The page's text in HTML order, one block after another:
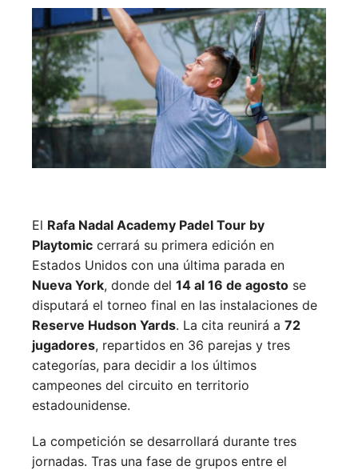
El Rafa Nadal Academy Padel Tour by
Playtomic cerrará su primera edición en
Estados Unidos con una última parada en
Nueva York, donde del 14 al 16 de agosto se
disputará el torneo final en las instalaciones de
Reserve Hudson Yards. La cita reunirá a 72
jugadores, repartidos en 36 parejas y tres
categorías, para decidir a los últimos
campeones del circuito en territorio
estadounidense.
La competición se desarrollará durante tres
jornadas. Tras una fase de grupos entre el